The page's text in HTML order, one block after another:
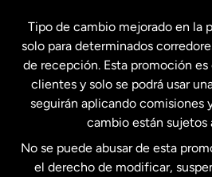
Estados Unidos
Estados Unidos
Francia
Tipo de cambio mejorado en la
solo para determinados
de recepción. Esta promoción es
clientes y solo se podrá usar
seguirán aplicando comisiones
cambio están sujetos
No se puede abusar de esta
el derecho de modificar,